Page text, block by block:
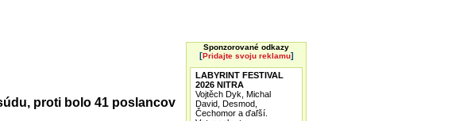
proti bolo 41 poslancov
Sponzorované odkazy
[Pridajte svoju reklamu]
LABYRINT FESTIVAL
2026 NITRA
Vojtěch Dyk, Michal
David, Desmod,
Čechomor a ďaľší.